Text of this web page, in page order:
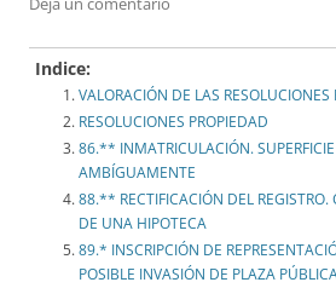
Indice:
VALORACIÓN DE LAS
RESOLUCIONES PROPIEDAD
86.** INMATRICULACIÓN.
AMBÍGUAMENTE
88.** RECTIFICACIÓN DEL REGISTRO.
DE UNA HIPOTECA
89.* INSCRIPCIÓN DE
POSIBLE INVASIÓN DE PLAZA